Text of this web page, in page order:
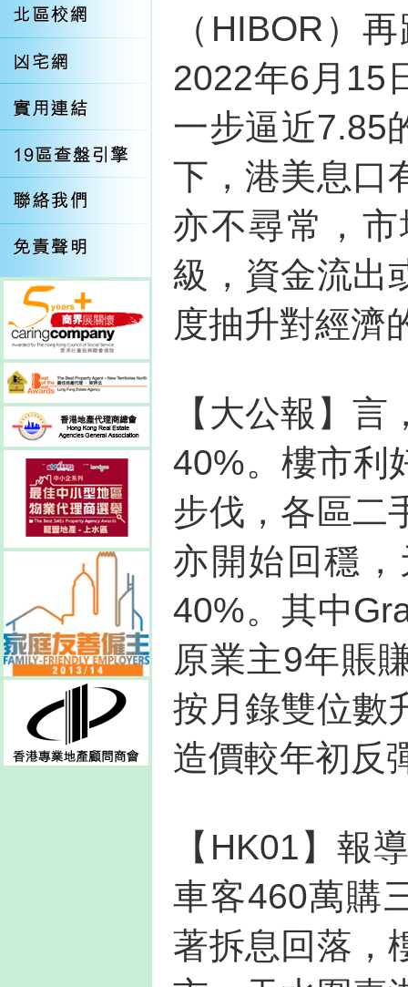
（HIBOR）
2022年6月15
一步逼近7.85
下，港美息口
亦不尋常，
級，資金流出
度抽升對經濟
【大公報】
40%。樓市利
步伐，各區二
亦開始回穩
40%。其中
原業主9年賬
按月錄雙位數
造價較年初反
【HK01】報
車客460萬購
著拆息回落，